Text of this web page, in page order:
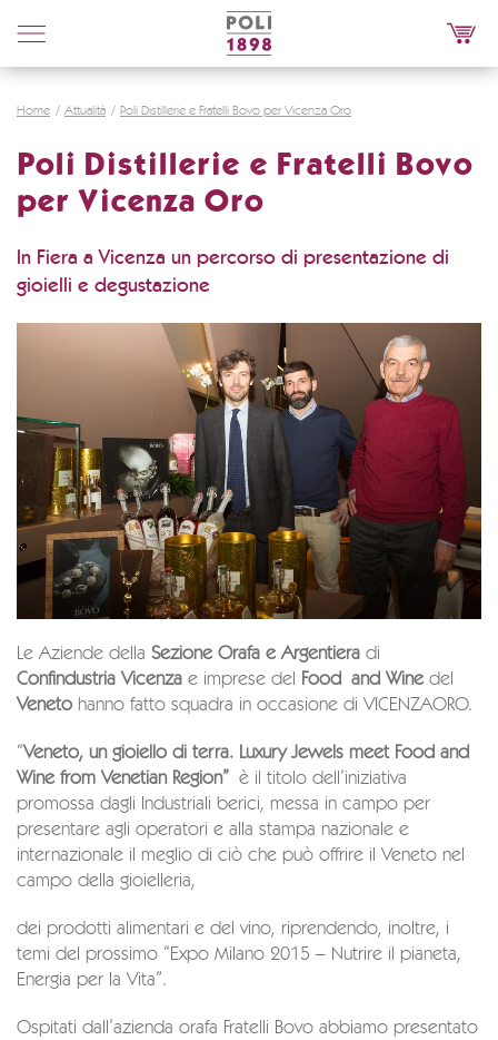
Poli
Distillerie
Home Attualità Poli Distillerie e Fratelli Bovo per Vicenza Oro
Poli Distillerie e Fratelli Bovo
per Vicenza Oro
In Fiera a Vicenza un percorso di presentazione di
gioielli e degustazione
Le Aziende della Sezione Orafa e Argentiera di
Confindustria Vicenza e imprese del Food and Wine del
Veneto hanno fatto squadra in occasione di VICENZAORO.
“Veneto, un gioiello di terra. Luxury Jewels meet Food and
Wine from Venetian Region” è il titolo dell’iniziativa
promossa dagli Industriali berici, messa in campo per
presentare agli operatori e alla stampa nazionale e
internazionale il meglio di ciò che può offrire il Veneto nel
campo della gioielleria,
dei prodotti alimentari e del vino, riprendendo, inoltre, i
temi del prossimo “Expo Milano 2015 – Nutrire il pianeta,
Energia per la Vita”.
Ospitati dall’azienda orafa Fratelli Bovo abbiamo presentato